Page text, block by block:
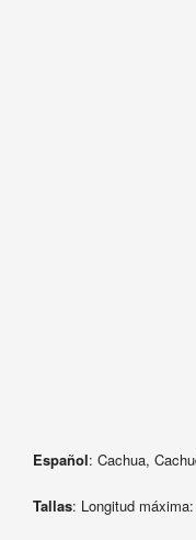
Español: Cachua,
Tallas: Longitud